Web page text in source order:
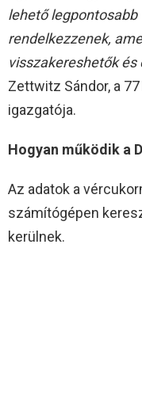
lehető
rendelkezzenek,
visszakereshetők és
Zettwitz Sándor, a
igazgatója.
Hogyan működik a
Az adatok a
számítógépen
kerülnek.